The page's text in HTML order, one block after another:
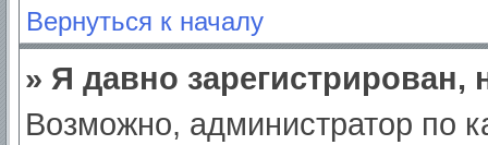
Вернуться к началу
» Я давно
Возможно, администратор по